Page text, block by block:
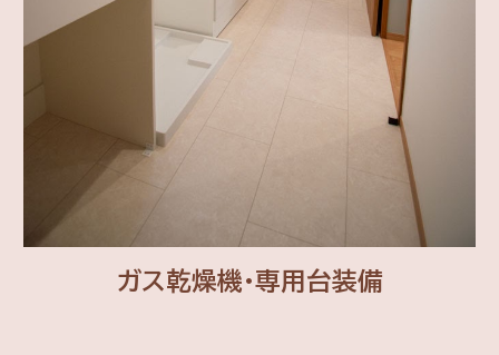
ガス乾燥機・専用台装備